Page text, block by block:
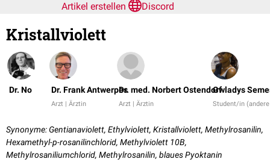
Artikel erstellen
Discord
Kristallviolett
Dr. No Dr. Frank Antwerpes
Arzt | Ärztin
Dr. med. Norbert Ostendorf
Arzt | Ärztin
Gwladys
Student/in
Synonyme: Gentianaviolett, Ethylviolett, Kristallviolett, Methylrosanilin,
Hexamethyl-p-rosanilinchlorid, Methylviolett 10B,
Methylrosaniliumchlorid, Methylrosanilin, blaues Pyoktanin